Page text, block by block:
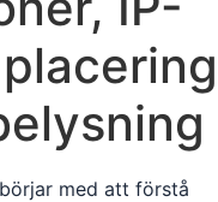
med att förstå